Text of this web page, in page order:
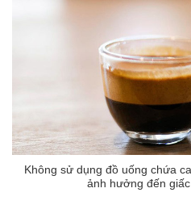
Không sử dụng đồ uống chứa
ảnh hưởng đến